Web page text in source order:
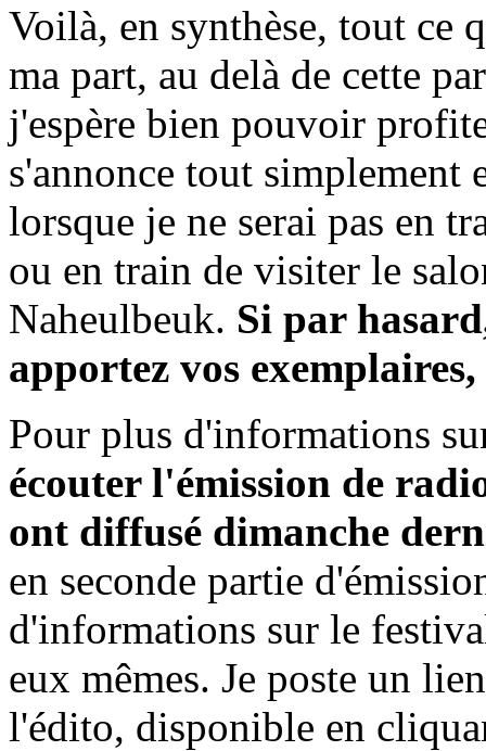
Voilà, en synthèse, tout ce
ma part, au delà de cette
j'espère bien pouvoir
s'annonce tout
lorsque je ne serai pas en
ou en train de visiter le
Naheulbeuk. Si par
apportez vos
Pour plus d'informations
écouter l'émission de
ont diffusé dimanche
en seconde partie
d'informations sur le
eux mêmes. Je poste un
l'édito, disponible en